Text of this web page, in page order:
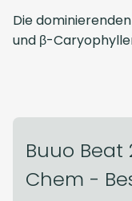
Die
und β-
Buuo Beat
Chem -